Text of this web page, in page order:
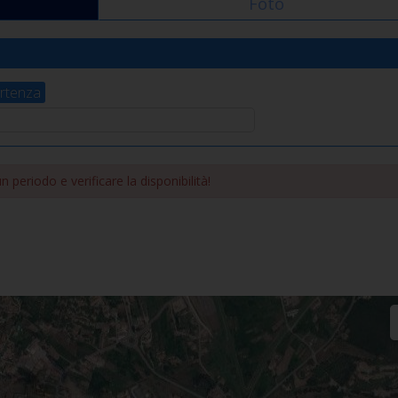
periodo e verificare la disponibilità!